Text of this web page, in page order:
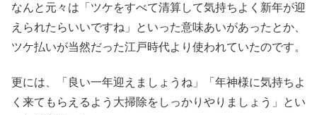
なんと元々は「ツケをすべて清算して気持ちよく新年が迎
えられたらいいですね」といった意味あいがあったとか、
ツケ払いが当然だった江戸時代より使われていたのです。
更には、「良い一年迎えましょうね」「年神様に気持ちよ
く来てもらえるよう大掃除をしっかりやりましょう」とい